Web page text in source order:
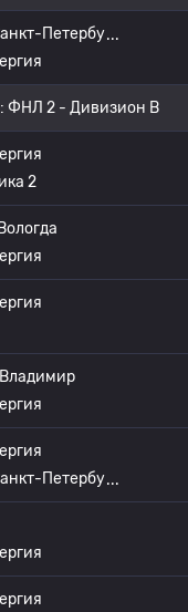
Петербу
ФНЛ 2 - Дивизион B
2
Петербу